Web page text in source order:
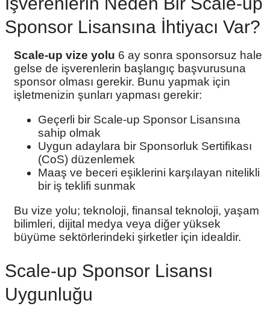
Sponsor Lisansına İhtiyacı Var?
Scale-up vize yolu 6 ay sonra sponsorsuz hale
gelse de işverenlerin başlangıç başvurusuna
sponsor olması gerekir. Bunu yapmak için
işletmenizin şunları yapması gerekir:
Geçerli bir Scale-up Sponsor Lisansına
sahip olmak
Uygun adaylara bir Sponsorluk Sertifikası
(CoS) düzenlemek
Maaş ve beceri eşiklerini karşılayan nitelikli
bir iş teklifi sunmak
Bu vize yolu; teknoloji, finansal teknoloji, yaşam
bilimleri, dijital medya veya diğer yüksek
büyüme sektörlerindeki şirketler için idealdir.
Scale-up Sponsor Lisansı
Uygunluğu